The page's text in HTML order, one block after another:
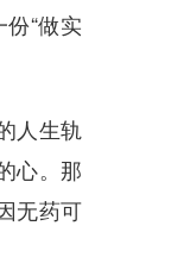
“做实
人生轨
心。那
无药可